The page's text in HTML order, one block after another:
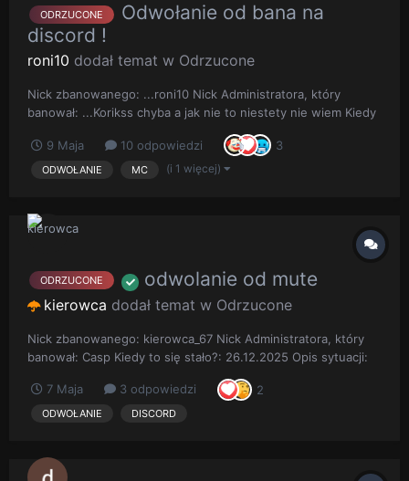
ODRZUCONE
Odwołanie od bana na
discord !
roni10 dodał temat w Odrzucone
Nick zbanowanego: ...roni10 Nick Administratora, który
banował: ...Korikss chyba a jak nie to niestety nie wiem Kiedy
to się stało?: ... 2 lata temu Opis sytuacji: ...Witam sytuacija
miała miejscie 2 lata temu, więc niestety nie posiadam
informacij na ten temat, o co to był ban :( Screen ba...
9 Maja 10 odpowiedzi 3
ODWOŁANIE MC (i 1 więcej)
ODRZUCONE odwolanie od mute
kierowca dodał temat w Odrzucone
Nick zbanowanego: kierowca_67 Nick Administratora, który
banował: Casp Kiedy to się stało?: 26.12.2025 Opis sytuacji:
glupoty i nie wykonywalem polecen administracji i nie
uspokajalem sie po paru mute wiec dostalem wyciszenie i ze
7 Maja 3 odpowiedzi 2
ODWOŁANIE DISCORD